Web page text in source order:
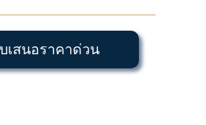
เสนอราคาด่วน